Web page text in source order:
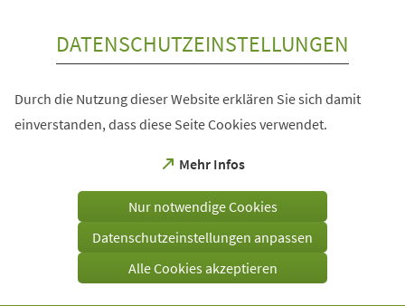
DATENSCHUTZEINSTELLUNGEN
Durch die Nutzung dieser Website erklären Sie sich damit
einverstanden, dass diese Seite Cookies verwendet.
Mehr Infos
(Öffnet
einem
Tab)
Nur notwendige Cookies
Datenschutzeinstellungen anpassen
Alle Cookies akzeptieren